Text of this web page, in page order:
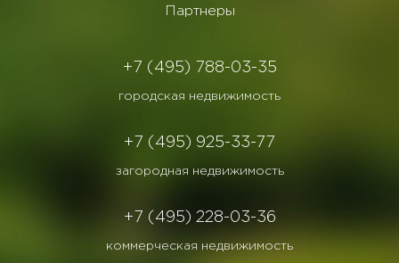
Партнеры
+7 (495) 788-03-35
городская недвижимость
+7 (495) 925-33-77
загородная недвижимость
+7 (495) 228-03-36
коммерческая недвижимость